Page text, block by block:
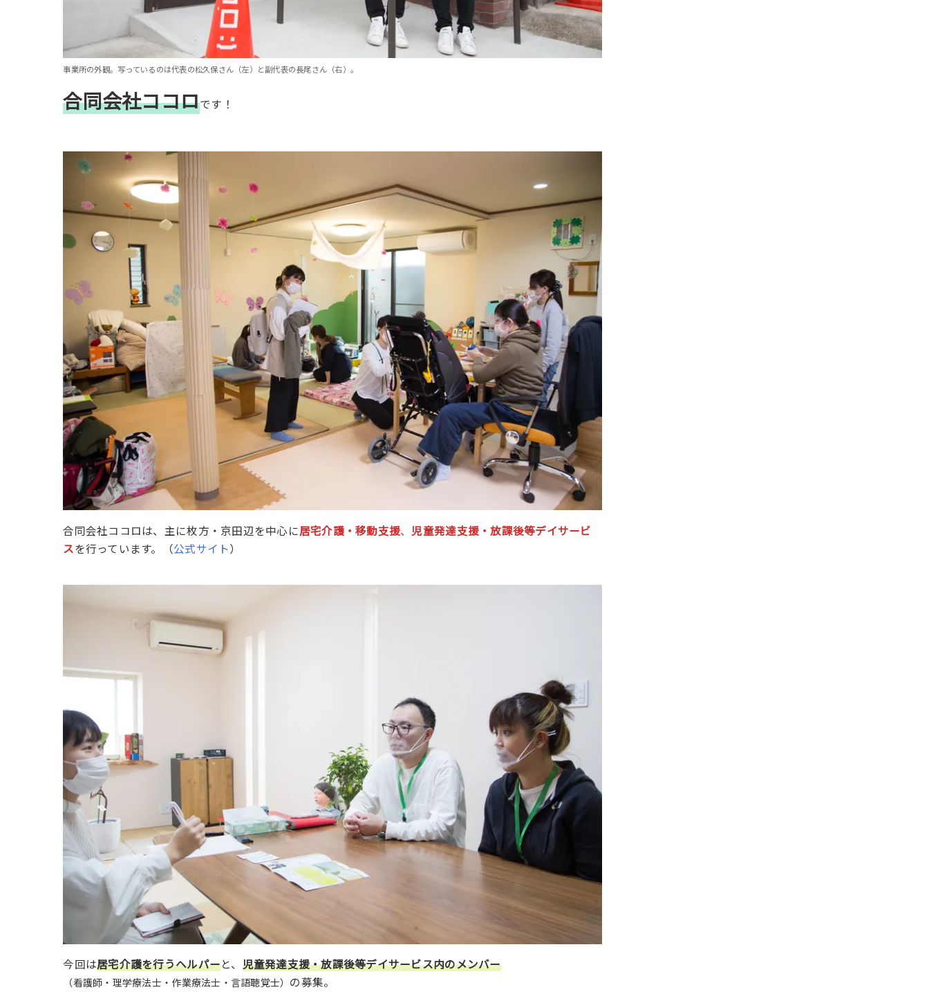
事業所の外観。写っているのは代表の松久保さん（左）と副代表の長尾さん（右）。
合同会社ココロです！
合同会社ココロは、主に枚方・京田辺を中心に居宅介護・移動支援、 児童発達支援・放課後等デイサービ
スを行っています。（公式サイト）
今回は居宅介護を行うヘルパーと、 児童発達支援・放課後等デイサービス内のメンバー
（看護師・理学療法士・作業療法士・言語聴覚士） の募集。